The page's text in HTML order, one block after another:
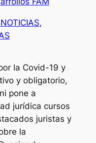
NOTICIAS
la Covid-19 y
y obligatorio,
pone a
jurídica cursos
juristas y
la